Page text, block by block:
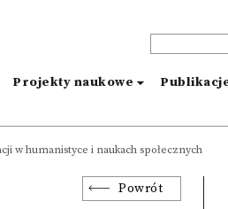
Projekty naukowe
w humanistyce i naukach społecznych
Powrót